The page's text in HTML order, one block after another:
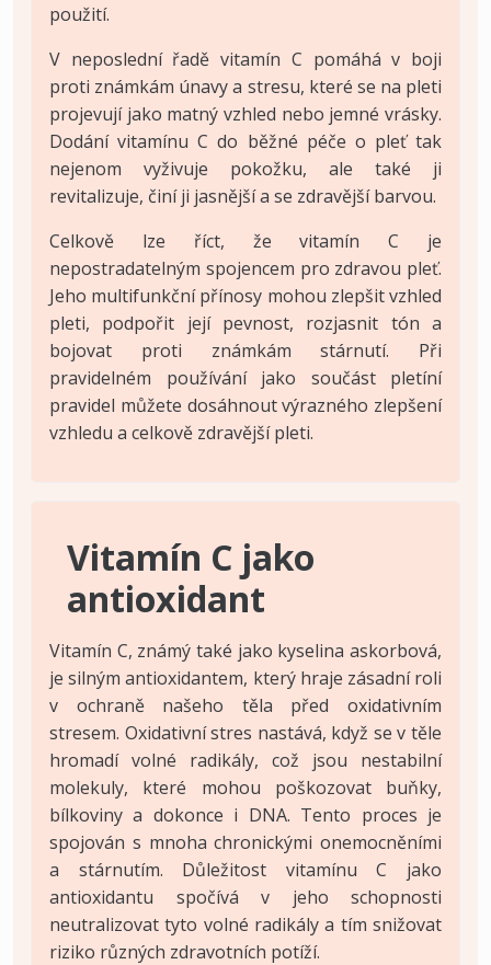
použití.
V neposlední řadě vitamín C pomáhá v boji
proti známkám únavy a stresu, které se na pleti
projevují jako matný vzhled nebo jemné vrásky.
Dodání vitamínu C do běžné péče o pleť tak
nejenom vyživuje pokožku, ale také ji
revitalizuje, činí ji jasnější a se zdravější barvou.
Celkově lze říct, že vitamín C je
nepostradatelným spojencem pro zdravou pleť.
Jeho multifunkční přínosy mohou zlepšit vzhled
pleti, podpořit její pevnost, rozjasnit tón a
bojovat proti známkám stárnutí. Při
pravidelném používání jako součást pletíní
pravidel můžete dosáhnout výrazného zlepšení
vzhledu a celkově zdravější pleti.
Vitamín C jako
antioxidant
Vitamín C, známý také jako kyselina askorbová,
je silným antioxidantem, který hraje zásadní roli
v ochraně našeho těla před oxidativním
stresem. Oxidativní stres nastává, když se v těle
hromadí volné radikály, což jsou nestabilní
molekuly, které mohou poškozovat buňky,
bílkoviny a dokonce i DNA. Tento proces je
spojován s mnoha chronickými onemocněními
a stárnutím. Důležitost vitamínu C jako
antioxidantu spočívá v jeho schopnosti
neutralizovat tyto volné radikály a tím snižovat
riziko různých zdravotních potíží.